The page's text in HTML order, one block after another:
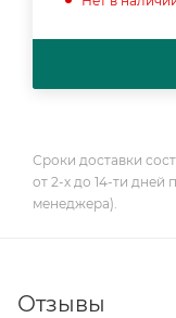
Сроки доставки
от 2-х до 14-ти
менеджера).
Отзывы